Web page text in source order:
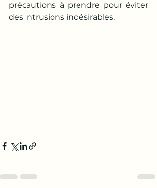
précautions à prendre pour éviter
des intrusions indésirables.